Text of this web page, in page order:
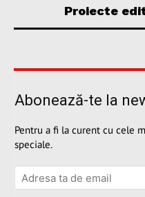
Proiecte
Abonează-te la
Pentru a fi la curent cu cele
speciale.